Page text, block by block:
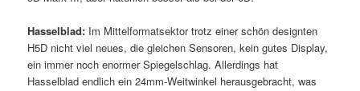
Hasselblad: Im Mittelformatsektor trotz einer schön designten
H5D nicht viel neues, die gleichen Sensoren, kein gutes Display,
ein immer noch enormer Spiegelschlag. Allerdings hat
Hasselblad endlich ein 24mm-Weitwinkel herausgebracht, was